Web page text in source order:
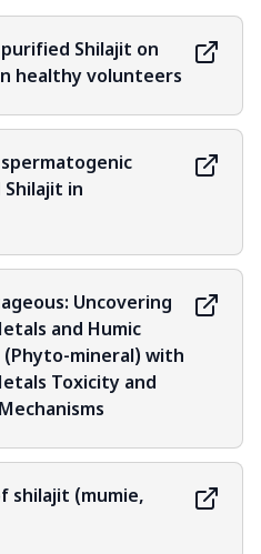
Shilajit on
healthy volunteers
in
Uncovering
and Humic
(Phyto-mineral) with
Toxicity and
shilajit (mumie,